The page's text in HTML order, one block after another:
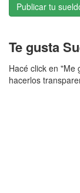
Publicar tu
Te gusta
Hacé click en "Me
hacerlos